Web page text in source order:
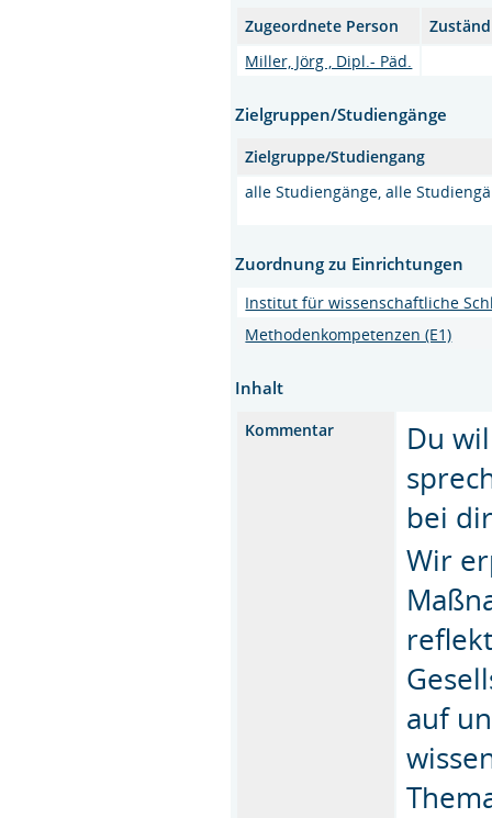
Zugeordnete Person
Miller, Jörg , Dipl.- Päd.
Zielgruppen/Studiengänge
Zielgruppe/Studiengang
alle Studiengänge, alle
Zuordnung zu Einrichtungen
Institut für wissenschaftliche
Methodenkompetenzen (E1)
Inhalt
Kommentar
Du
bei
Wir
auf